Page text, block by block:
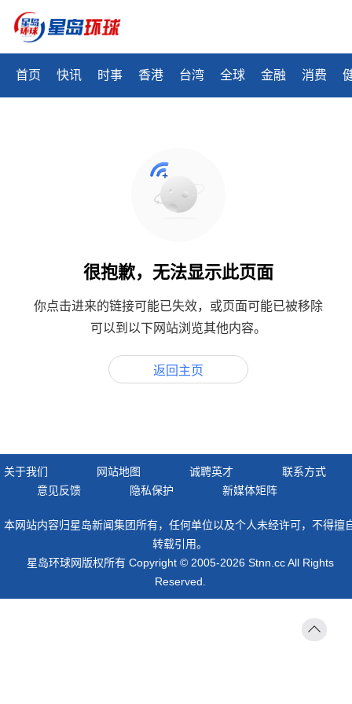
首页 快讯 时事 香港 台湾 全球 金融 消费
很抱歉，无法显示此页面
你点击进来的链接可能已失效，或页面可能已被移除
可以到以下网站浏览其他内容。
返回主页
关于我们 网站地图 诚聘英才
联系方式
意见反馈
隐私保护 新媒体矩阵
本网站内容归星岛新闻集团所有，任何单位以及个人未经许可，不得擅
转载引用。
星岛环球网版权所有 Copyright © 2005-2026 Stnn.cc All Rights
Reserved.